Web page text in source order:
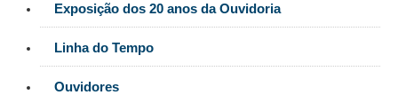
Escola Judicial
Programa Trabalho Seguro
Coordenadoria de Saúde
Exposição dos 20 anos da Ouvidoria
Linha do Tempo
Ouvidores